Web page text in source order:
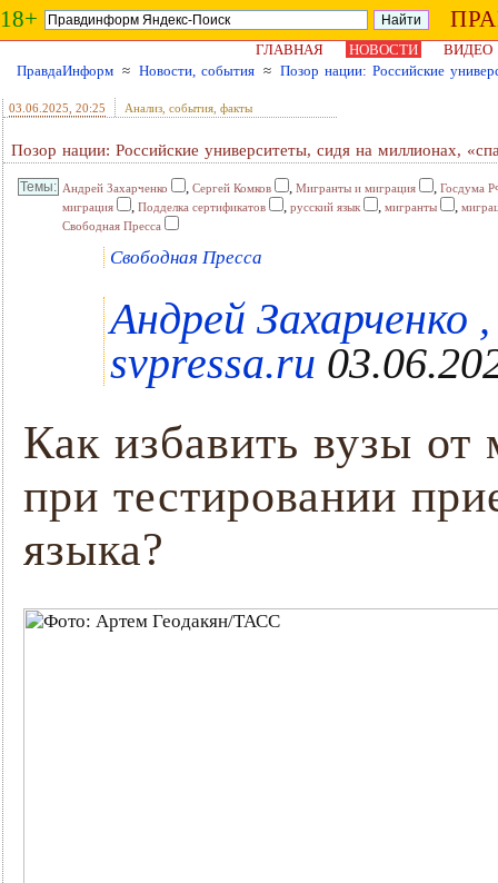
18+
ГЛАВНАЯ НОВОСТИ
ВИДЕО
ПравдаИнформ ≈ Новости, события ≈ Позор нации: Российские
03.06.2025 , 20:25 Анализ, события, факты
Позор нации: Российские университеты, сидя на миллионах,
Андрей Захарченко , Сергей Комков , Мигранты и миграция , Госдума
миграция
, Подделка сертификатов , русский язык , мигранты ,
Свободная Пресса
Свободная Пресса
Андрей Захарченко
svpressa.ru
Как избавить вузы от
при тестировании
языка?